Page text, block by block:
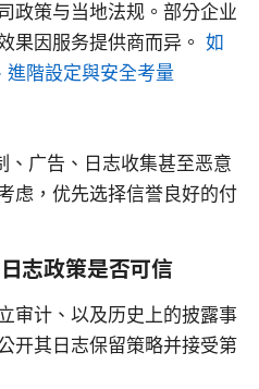
政策与当地法规。部分企业
果因服务提供商而异。 如
階設定與安全考量
、广告、日志收集甚至恶意
虑，优先选择信誉良好的付
志政策是否可信
审计、以及历史上的披露事
开其日志保留策略并接受第